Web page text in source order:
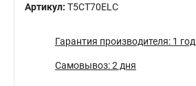
Артикул: T5CT70ELC
Гарантия производителя: 1 год
Самовывоз: 2 дня